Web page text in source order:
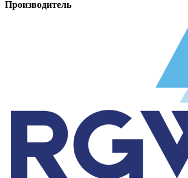
Производитель